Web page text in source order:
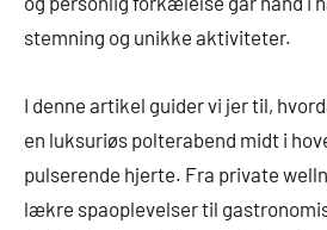
stemning og unikke aktiviteter.
I denne artikel guider vi jer til,
en luksuriøs polterabend midt i
pulserende hjerte. Fra private
lækre spaoplevelser til